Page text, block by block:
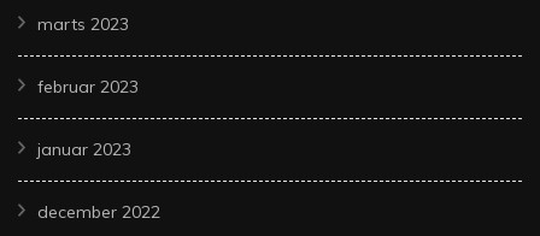
marts 2023
februar 2023
januar 2023
december 2022